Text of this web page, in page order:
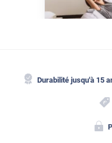
Durabilité jusqu'à 15